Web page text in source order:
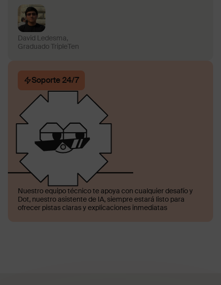
David Ledesma,
Graduado TripleTen
Soporte 24/7
Nuestro equipo técnico te apoya con cualquier desafío y
Dot, nuestro asistente de IA, siempre estará listo para
ofrecer pistas claras y explicaciones inmediatas